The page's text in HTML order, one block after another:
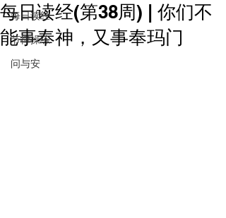
每日读经
节律操练
问与安
每日读经(第38周) | 你们不
能事奉神，又事奉玛门